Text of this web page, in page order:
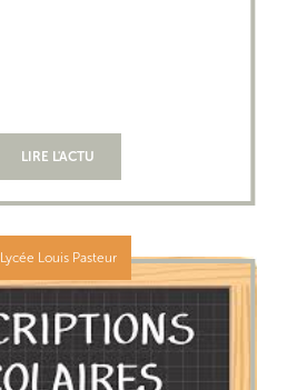
LIRE L'ACTU
Lycée Louis Pasteur